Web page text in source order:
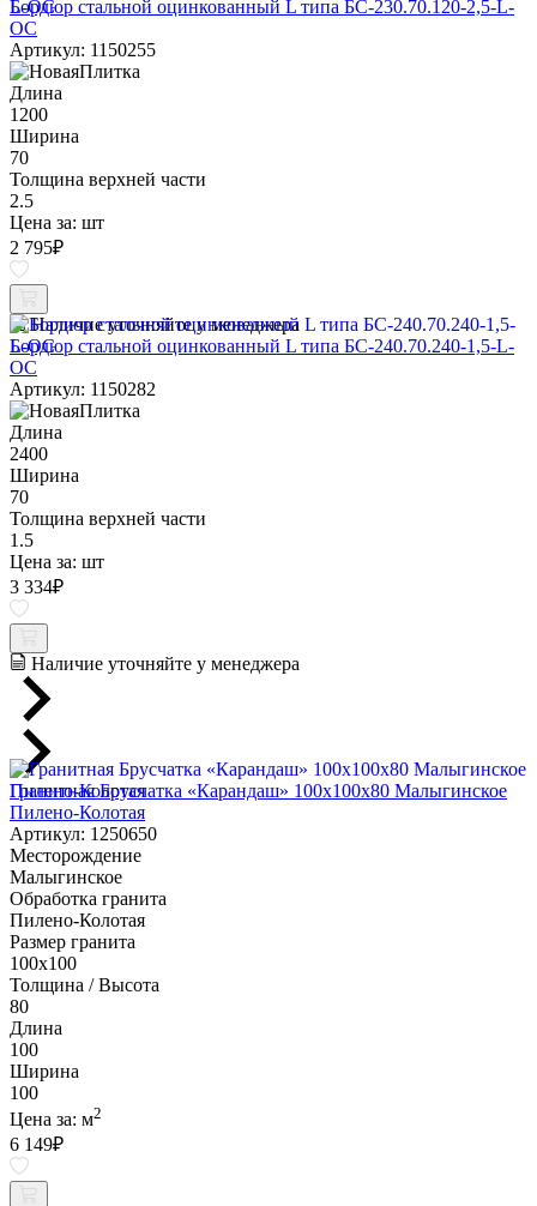
Бордюр стальной оцинкованный L типа БС-230.70.120-2,5-L-
ОС
Артикул: 1150255
Длина
1200
Ширина
70
Толщина верхней части
2.5
Цена за: шт
2 795₽
Наличие уточняйте у менеджера
Бордюр стальной оцинкованный L типа БС-240.70.240-1,5-L-
ОС
Артикул: 1150282
Длина
2400
Ширина
70
Толщина верхней части
1.5
Цена за: шт
3 334₽
Наличие уточняйте у менеджера
Гранитная Брусчатка «Карандаш» 100х100x80 Малыгинское
Пилено-Колотая
Артикул: 1250650
Месторождение
Малыгинское
Обработка гранита
Пилено-Колотая
Размер гранита
100х100
Толщина / Высота
80
Длина
100
Ширина
100
Цена за: м2
6 149₽